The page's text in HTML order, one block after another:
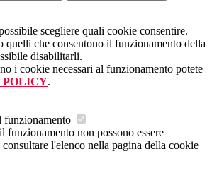
scegliere quali cookie consentire.
quelli che consentono il funzionamento della
disabilitarli.
i cookie necessari al funzionamento potete
POLICY.
funzionamento
funzionamento non possono essere
l'elenco nella pagina della cookie